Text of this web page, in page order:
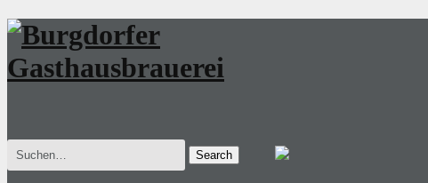
Search
for: